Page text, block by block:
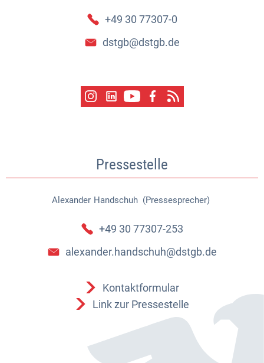
+49 30 77307-0
dstgb@dstgb.de
Pressestelle
Alexander Handschuh (Pressesprecher)
Alexander Handschuh
+49 30 77307-253
alexander.handschuh@dstgb.de
Kontaktformular
Link zur Pressestelle